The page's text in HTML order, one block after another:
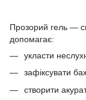
Прозорий гель —
допомагає:
укласти
зафіксувати
створити